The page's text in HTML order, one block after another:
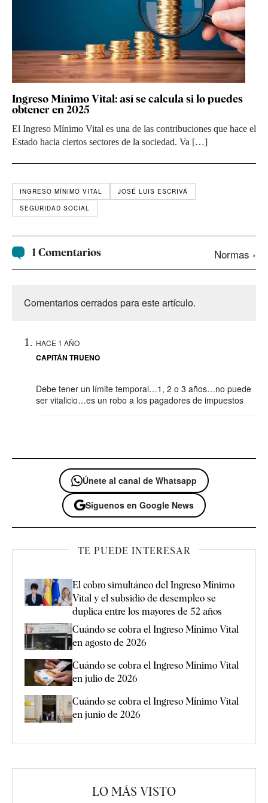
Ingreso Mínimo Vital: así se calcula si lo puedes
obtener en 2025
El Ingreso Mínimo Vital es una de las contribuciones que hace el
Estado hacia ciertos sectores de la sociedad. Va […]
INGRESO MÍNIMO VITAL
JOSÉ LUIS ESCRIVÁ
SEGURIDAD SOCIAL
1 Comentarios Normas ›
Comentarios cerrados para este artículo.
HACE 1 AÑO
CAPITÁN TRUENO
Debe tener un límite temporal…1, 2 o 3 años…no puede
ser vitalicio…es un robo a los pagadores de impuestos
Únete al canal de Whatsapp
Síguenos en Google News
TE PUEDE INTERESAR
El cobro simultáneo del Ingreso Mínimo
Vital y el subsidio de desempleo se
duplica entre los mayores de 52 años
Cuándo se cobra el Ingreso Mínimo Vital
en agosto de 2026
Cuándo se cobra el Ingreso Mínimo Vital
en julio de 2026
Cuándo se cobra el Ingreso Mínimo Vital
en junio de 2026
LO MÁS VISTO